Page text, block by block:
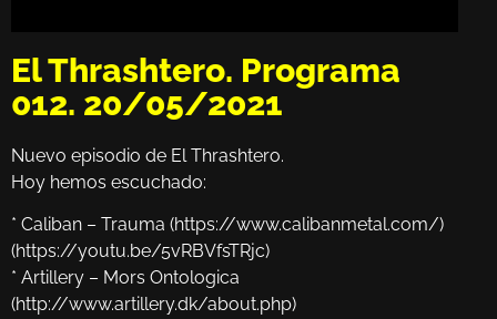
El Thrashtero. Programa
012. 20/05/2021
Nuevo episodio de El Thrashtero.
Hoy hemos escuchado:
* Caliban – Trauma (https://www.calibanmetal.com/)
(https://youtu.be/5vRBVfsTRjc)
* Artillery – Mors Ontologica
(http://www.artillery.dk/about.php)